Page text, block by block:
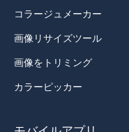
コラージュメーカー
画像リサイズツール
画像をトリミング
カラーピッカー